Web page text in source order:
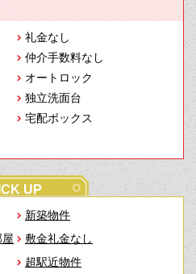
礼金なし
仲介手数料なし
オートロック
独立洗面台
宅配ボックス
UP
新築物件
敷金礼金なし
超駅近物件